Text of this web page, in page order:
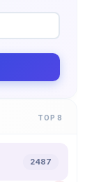
TOP 8
2487